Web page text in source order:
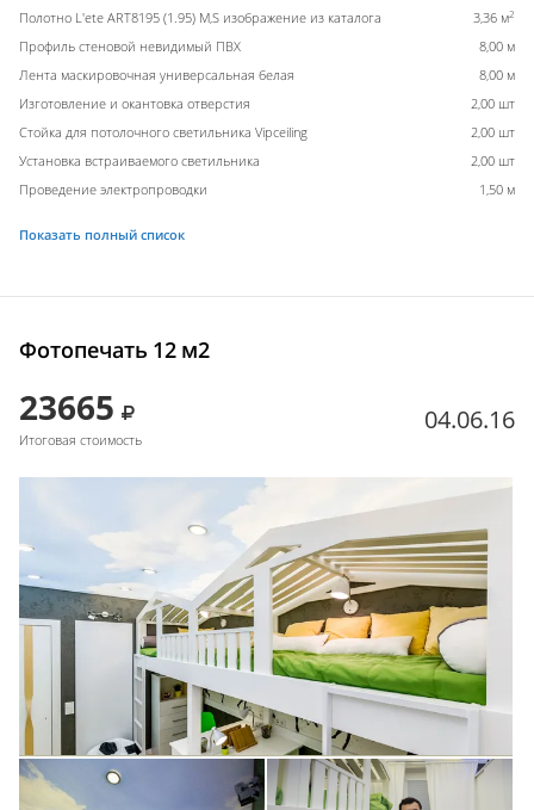
Полотно L'ete ART8195 (1.95) M,S изображение из каталога 3,36 м2
Профиль стеновой невидимый ПВХ
8,00 м
Лента маскировочная универсальная белая
8,00 м
Изготовление и окантовка отверстия
2,00 шт
Стойка для потолочного светильника Vipceiling
2,00 шт
Установка встраиваемого светильника
2,00 шт
Проведение электропроводки
1,50 м
Показать полный список
Фотопечать 12 м2
23665
Итоговая стоимость
04.06.16